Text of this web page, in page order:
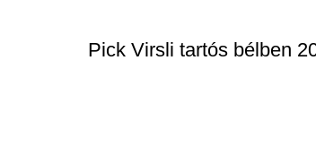
Pick Virsli tartós bélben